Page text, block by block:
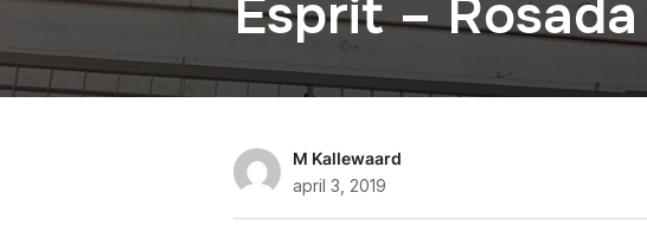
Esprit –
M Kallewaard
april 3, 2019